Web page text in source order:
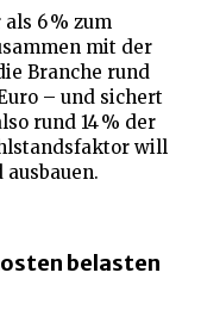
6 % zum
mit der
Branche rund
– und sichert
rund 14 % der
will
belasten